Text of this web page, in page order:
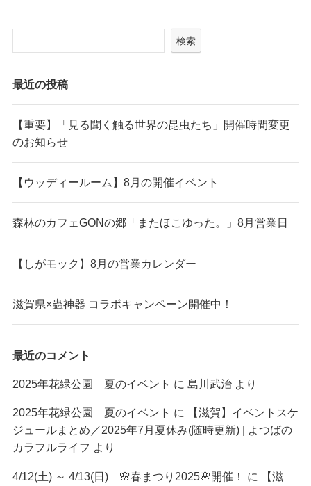
検索
最近の投稿
【重要】「見る聞く触る世界の昆虫たち」開催時間変更
のお知らせ
【ウッディールーム】8月の開催イベント
森林のカフェGONの郷「またほこゆった。」8月営業日
【しがモック】8月の営業カレンダー
滋賀県×蟲神器 コラボキャンペーン開催中！
最近のコメント
2025年花緑公園 夏のイベント に 島川武治より
2025年花緑公園 夏のイベント に
【滋賀】イベントスケ
ジュールまとめ／2025年7月夏休み(随時更新) | よつばの
カラフルライフ より
4/12(土) ～ 4/13(日) 🌸春まつり2025🌸開催！ に
【滋